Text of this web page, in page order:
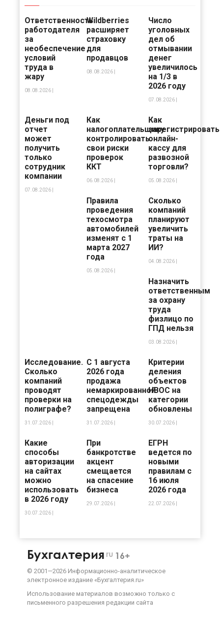
Ответственность
работодателя
за
необеспечение
условий
труда в
жару
08.08.2026 |
Wildberries
расширяет
страховку
для
продавцов
08.08.2026 |
Число
уголовных
дел об
отмывании
денег
увеличилось
на 1/3 в
2026 году
07.08.2026 |
Деньги под
отчет
может
получить
только
сотрудник
компании
07.08.2026 |
Как
налогоплательщику
контролировать
свои риски
проверок
ККТ
06.08.2026 |
Как
зарегистрировать
онлайн-
кассу для
развозной
торговли?
05.08.2026 |
Правила
проведения
техосмотра
автомобилей
изменят с 1
марта 2027
года
05.08.2026 |
Сколько
компаний
планируют
увеличить
траты на
ИИ?
04.08.2026 |
Назначить
ответственным
за охрану
труда
физлицо по
ГПД нельзя
03.08.2026 |
Исследование.
Сколько
компаний
проводят
проверки на
полиграфе?
31.07.2026 |
С 1 августа
2026 года
продажа
немаркированной
спецодежды
запрещена
31.07.2026 |
Критерии
деления
объектов
НВОС на
категории
обновлены
30.07.2026 |
Какие
способы
авторизации
на сайтах
можно
использовать
в 2026 году
30.07.2026 |
При
банкротстве
акцент
смещается
на спасение
бизнеса
29.07.2026 |
ЕГРН
ведется по
новыми
правилам с
16 июля
2026 года
22.07.2026 |
Бухгалтерия ru 16+
© 2001—2026 Информационно-аналитическое
электронное издание «Бухгалтерия.ru»
Использование материалов возможно только с
письменного разрешения редакции сайта